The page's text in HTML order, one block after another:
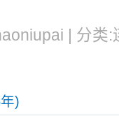
| 分类
)